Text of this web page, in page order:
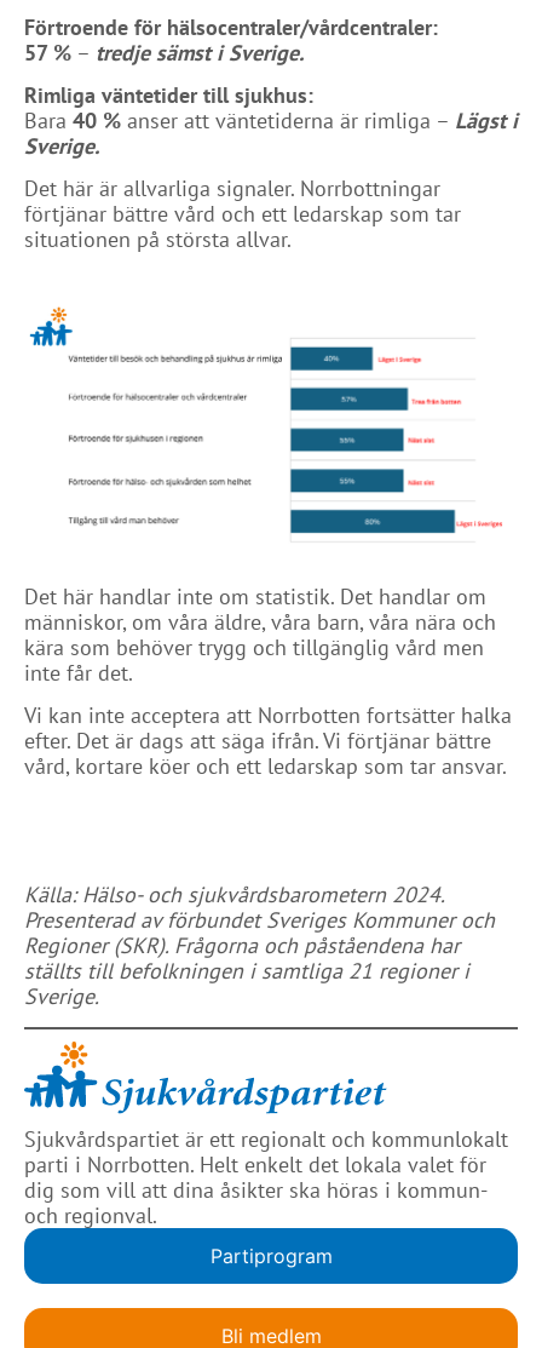
Förtroende för hälsocentraler/vårdcentraler:
57 % – tredje sämst i Sverige.
Rimliga väntetider till sjukhus:
Bara 40 % anser att väntetiderna är rimliga – Lägst i
Sverige.
Det här är allvarliga signaler. Norrbottningar
förtjänar bättre vård och ett ledarskap som tar
situationen på största allvar.
Det här handlar inte om statistik. Det handlar om
människor, om våra äldre, våra barn, våra nära och
kära som behöver trygg och tillgänglig vård men
inte får det.
Vi kan inte acceptera att Norrbotten fortsätter halka
efter. Det är dags att säga ifrån. Vi förtjänar bättre
vård, kortare köer och ett ledarskap som tar ansvar.
Källa:Hälso- och sjukvårdsbarometern 2024.
Presenterad av förbundet Sveriges Kommuner och
Regioner (SKR). Frågorna och påståendena har
ställts till befolkningen i samtliga 21 regioner i
Sverige.
Sjukvårdspartiet är ett regionalt och kommunlokalt
parti i Norrbotten. Helt enkelt det lokala valet för
dig som vill att dina åsikter ska höras i kommun-
och regionval.
Partiprogram
Bli medlem